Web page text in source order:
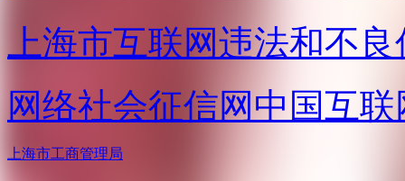
上海市互联网违法和不
网络社会征信网 中国互
上海市工商管理局